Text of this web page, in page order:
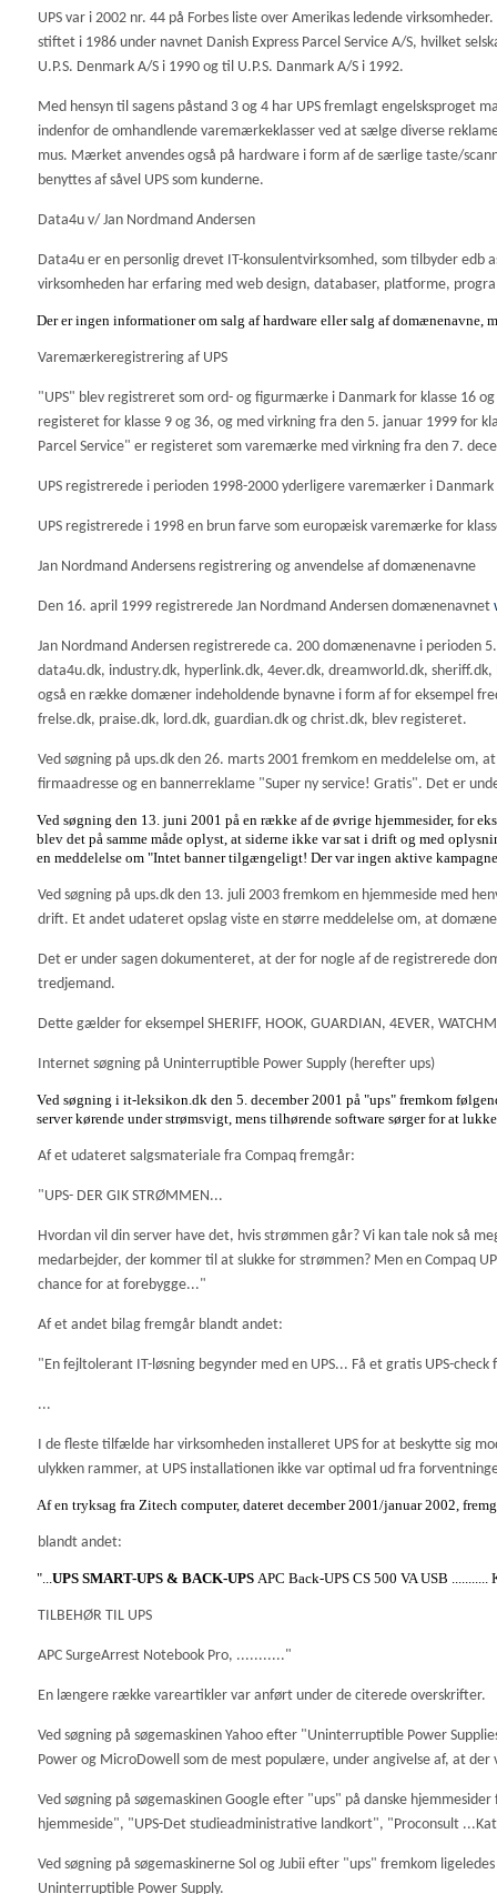
UPS var i 2002 nr. 44 på Forbes liste over Amerikas ledende
stiftet i 1986 under navnet Danish Express Parcel Service A/S, hvilket
U.P.S. Denmark A/S i 1990 og til U.P.S. Danmark A/S i 1992.
Med hensyn til sagens påstand 3 og 4 har UPS fremlagt
indenfor de omhandlende varemærkeklasser ved at sælge diverse
mus. Mærket anvendes også på hardware i form af de særlige taste/
benyttes af såvel UPS som kunderne.
Data4u v/ Jan Nordmand Andersen
Data4u er en personlig drevet IT-konsulentvirksomhed, som tilbyder
virksomheden har erfaring med web design, databaser, platforme,
Der er ingen informationer om salg af hardware eller salg af
Varemærkeregistrering af UPS
"UPS" blev registreret som ord- og figurmærke i Danmark for klasse 16
registeret for klasse 9 og 36, og med virkning fra den 5. januar 1999 for
Parcel Service" er registeret som varemærke med virkning fra den 7.
UPS registrerede i perioden 1998-2000 yderligere varemærker i Danmark
UPS registrerede i 1998 en brun farve som europæisk varemærke for
Jan Nordmand Andersens registrering og anvendelse af domænenavne
Den 16. april 1999 registrerede Jan Nordmand Andersen domænenavnet
Jan Nordmand Andersen registrerede ca. 200 domænenavne i
data4u.dk, industry.dk, hyperlink.dk, 4ever.dk, dreamworld.dk,
også en række domæner indeholdende bynavne i form af for eksempel
frelse.dk, praise.dk, lord.dk, guardian.dk og christ.dk, blev registeret.
Ved søgning på ups.dk den 26. marts 2001 fremkom en meddelelse
firmaadresse og en bannerreklame "Super ny service! Gratis". Det er
Ved søgning den 13. juni 2001 på en række af de øvrige hjemmesider, for
blev det på samme måde oplyst, at siderne ikke var sat i drift og med
en meddelelse om "Intet banner tilgængeligt! Der var ingen aktive
Ved søgning på ups.dk den 13. juli 2003 fremkom en hjemmeside med
drift. Et andet udateret opslag viste en større meddelelse om, at
Det er under sagen dokumenteret, at der for nogle af de registrerede
tredjemand.
Dette gælder for eksempel SHERIFF, HOOK, GUARDIAN, 4EVER,
Internet søgning på Uninterruptible Power Supply (herefter ups)
Ved søgning i it-leksikon.dk den 5. december 2001 på "ups" fremkom
server kørende under strømsvigt, mens tilhørende software sørger for at
Af et udateret salgsmateriale fra Compaq fremgår:
"UPS- DER GIK STRØMMEN...
Hvordan vil din server have det, hvis strømmen går? Vi kan tale nok så
medarbejder, der kommer til at slukke for strømmen? Men en Compaq
chance for at forebygge..."
Af et andet bilag fremgår blandt andet:
"En fejltolerant IT-løsning begynder med en UPS... Få et gratis UPS-
...
I de fleste tilfælde har virksomheden installeret UPS for at beskytte sig
ulykken rammer, at UPS installationen ikke var optimal ud fra
Af en tryksag fra Zitech computer, dateret december 2001/januar 2002,
blandt andet:
"...UPS SMART-UPS & BACK-UPS APC Back-UPS CS 500 VA USB ...........
TILBEHØR TIL UPS
APC SurgeArrest Notebook Pro, ..........."
En længere række vareartikler var anført under de citerede overskrifter.
Ved søgning på søgemaskinen Yahoo efter "Uninterruptible Power
Power og MicroDowell som de mest populære, under angivelse af, at
Ved søgning på søgemaskinen Google efter "ups" på danske
hjemmeside", "UPS-Det studieadministrative landkort", "Proconsult
Ved søgning på søgemaskinerne Sol og Jubii efter "ups" fremkom
Uninterruptible Power Supply.